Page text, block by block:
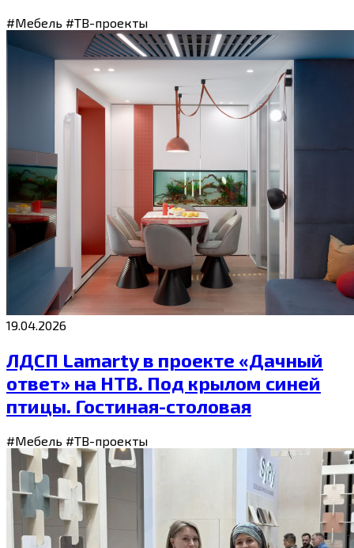
#Мебель #ТВ-проекты
19.04.2026
ЛДСП Lamarty в проекте «Дачный
ответ» на НТВ. Под крылом синей
птицы. Гостиная-столовая
#Мебель #ТВ-проекты